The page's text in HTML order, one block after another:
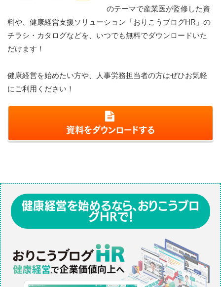
のテーマで産業医が監修した資
料や、健康経営支援ソリューション「おりこうブログHR」の
チラシ・カタログなどを、いつでも無料でダウンロードいた
だけます！
健康経営を始めたい方や、人事労務担当者の方はぜひお気軽
にご利用ください！
資料をダウンロードする
健康経営を始めるなら、おりこうブロ
グHRで！